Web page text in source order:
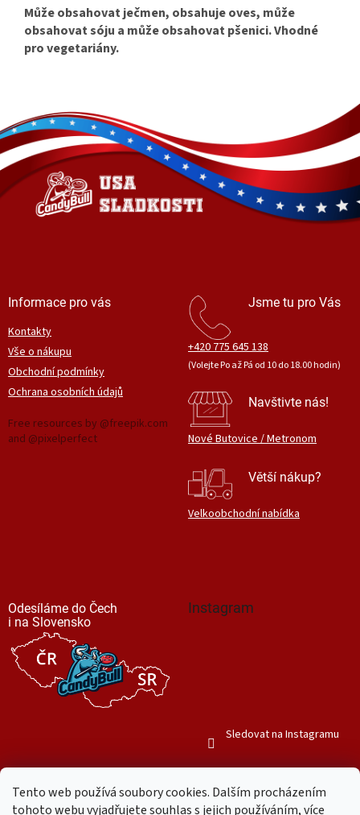
Tento web používá soubory cookies. Dalším procházením
tohoto webu vyjadřujete souhlas s jejich používáním, více
Může obsahovat ječmen, obsahuje oves, může
obsahovat sóju a může obsahovat pšenici. Vhodné
pro vegetariány.
á
p
a
í
Informace pro vás
Kontakty
Vše o nákupu
Obchodní podmínky
Ochrana osobních údajů
Free resources by @freepik.com
and @pixelperfect
Jsme tu pro Vás
+420 775 645 138
(Volejte Po až Pá od 10 do 18.00 hodin)
Navštivte nás!
Nové Butovice / Metronom
Větší nákup?
Velkoobchodní nabídka
Odesíláme do Čech
i na Slovensko
Instagram
Sledovat na Instagramu